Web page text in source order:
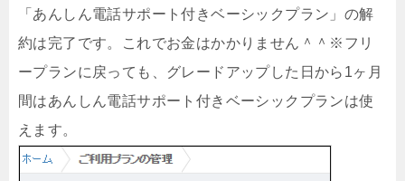
「あんしん電話サポート付きベーシックプラン」の解
約は完了です。これでお金はかかりません＾＾※フリ
ープランに戻っても、グレードアップした日から1ヶ月
間はあんしん電話サポート付きベーシックプランは使
えます。